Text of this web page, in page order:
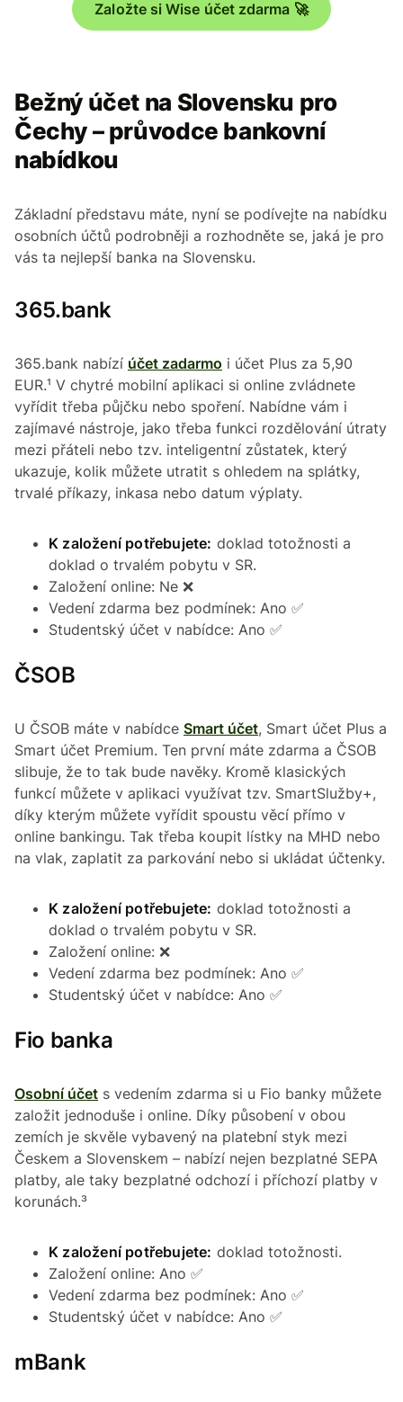
Založte si Wise účet zdarma 🚀
Bežný účet na Slovensku pro
Čechy – průvodce bankovní
nabídkou
Základní představu máte, nyní se podívejte na nabídku
osobních účtů podrobněji a rozhodněte se, jaká je pro
vás ta nejlepší banka na Slovensku.
365.bank
365.bank nabízí účet zadarmo i účet Plus za 5,90
EUR.¹ V chytré mobilní aplikaci si online zvládnete
vyřídit třeba půjčku nebo spoření. Nabídne vám i
zajímavé nástroje, jako třeba funkci rozdělování útraty
mezi přáteli nebo tzv. inteligentní zůstatek, který
ukazuje, kolik můžete utratit s ohledem na splátky,
trvalé příkazy, inkasa nebo datum výplaty.
K založení potřebujete: doklad totožnosti a
doklad o trvalém pobytu v SR.
Založení online: Ne ❌
Vedení zdarma bez podmínek: Ano ✅
Studentský účet v nabídce: Ano ✅
ČSOB
U ČSOB máte v nabídce Smart účet, Smart účet Plus a
Smart účet Premium. Ten první máte zdarma a ČSOB
slibuje, že to tak bude navěky. Kromě klasických
funkcí můžete v aplikaci využívat tzv. SmartSlužby+,
díky kterým můžete vyřídit spoustu věcí přímo v
online bankingu. Tak třeba koupit lístky na MHD nebo
na vlak, zaplatit za parkování nebo si ukládat účtenky.
K založení potřebujete: doklad totožnosti a
doklad o trvalém pobytu v SR.
Založení online: ❌
Vedení zdarma bez podmínek: Ano ✅
Studentský účet v nabídce: Ano ✅
Fio banka
Osobní účet s vedením zdarma si u Fio banky můžete
založit jednoduše i online. Díky působení v obou
zemích je skvěle vybavený na platební styk mezi
Českem a Slovenskem – nabízí nejen bezplatné SEPA
platby, ale taky bezplatné odchozí i příchozí platby v
korunách.³
K založení potřebujete: doklad totožnosti.
Založení online: Ano ✅
Vedení zdarma bez podmínek: Ano ✅
Studentský účet v nabídce: Ano ✅
mBank